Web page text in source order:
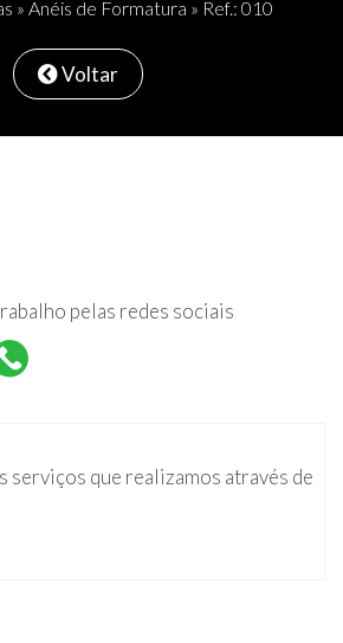
» Anéis de Formatura » Ref.: 010
Voltar
pelas redes sociais
serviços que realizamos através de